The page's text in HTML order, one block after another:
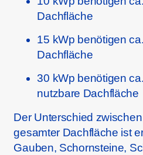
Dachfläche
15 kWp benötigen
Dachfläche
30 kWp benötigen
nutzbare Dachfläche
Der Unterschied zwischen
gesamter Dachfläche ist
Gauben, Schornsteine,